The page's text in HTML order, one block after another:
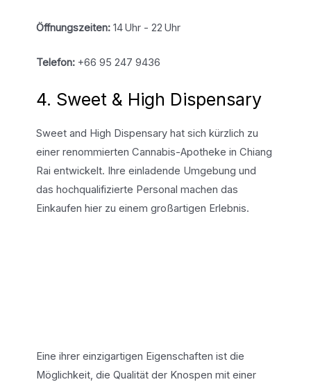
Öffnungszeiten:14 Uhr - 22 Uhr
Telefon:+66 95 247 9436
4. Sweet & High Dispensary
Sweet and High Dispensary hat sich kürzlich zu
einer renommierten Cannabis-Apotheke in Chiang
Rai entwickelt. Ihre einladende Umgebung und
das hochqualifizierte Personal machen das
Einkaufen hier zu einem großartigen Erlebnis.
Eine ihrer einzigartigen Eigenschaften ist die
Möglichkeit, die Qualität der Knospen mit einer